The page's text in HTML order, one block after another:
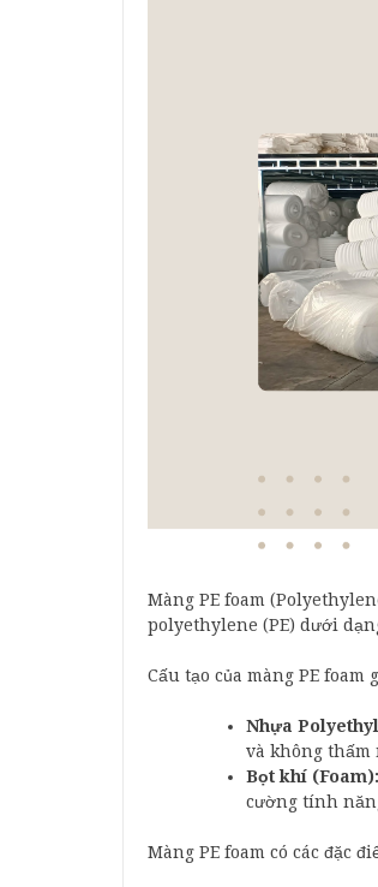
Màng PE foam
polyethylene (PE) dưới
Cấu tạo của màng PE
Nhựa
và không thấm
Bọt khí (Foam):
cường tính
Màng PE foam có các đặc